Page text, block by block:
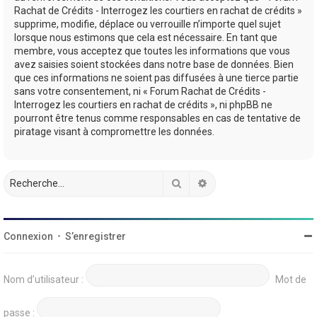
Rachat de Crédits - Interrogez les courtiers en rachat de crédits »
supprime, modifie, déplace ou verrouille n’importe quel sujet
lorsque nous estimons que cela est nécessaire. En tant que
membre, vous acceptez que toutes les informations que vous
avez saisies soient stockées dans notre base de données. Bien
que ces informations ne soient pas diffusées à une tierce partie
sans votre consentement, ni « Forum Rachat de Crédits -
Interrogez les courtiers en rachat de crédits », ni phpBB ne
pourront être tenus comme responsables en cas de tentative de
piratage visant à compromettre les données.
Rechercher
Connexion • S’enregistrer
Nom d’utilisateur : Mot de
passe :